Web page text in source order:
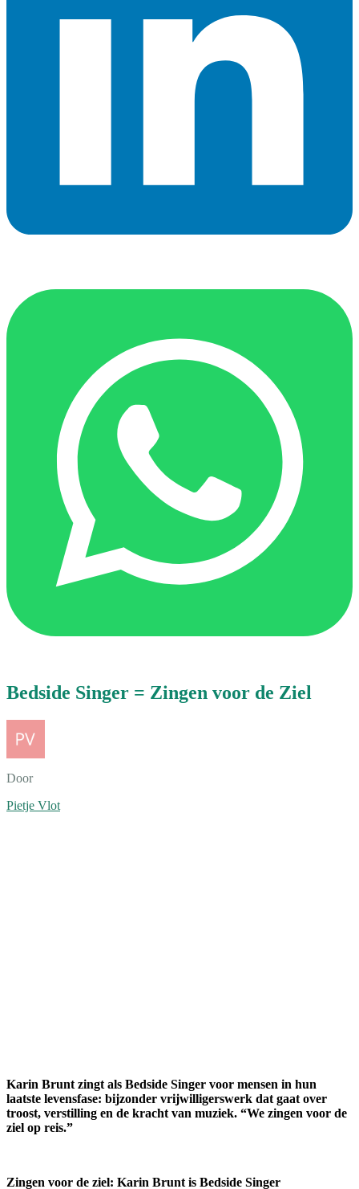
Bedside Singer = Zingen voor de Ziel
Door
Pietje Vlot
Karin Brunt zingt als Bedside Singer voor mensen in hun
laatste levensfase: bijzonder vrijwilligerswerk dat gaat over
troost, verstilling en de kracht van muziek. “We zingen voor de
ziel op reis.”
Zingen voor de ziel: Karin Brunt is Bedside Singer